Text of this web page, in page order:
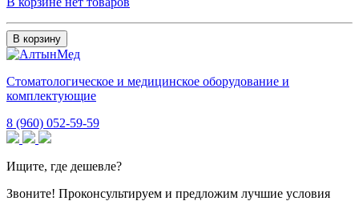
В корзину
Стоматологическое и медицинское оборудование и
комплектующие
8 (960) 052-59-59
Ищите, где дешевле?
Звоните! Проконсультируем и предложим лучшие условия